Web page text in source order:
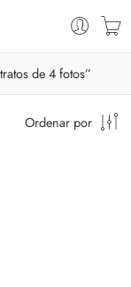
de 4 fotos”
Ordenar por